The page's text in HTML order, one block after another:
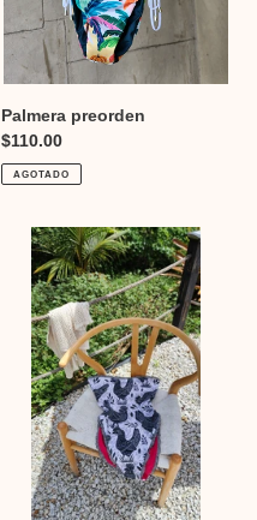
Palmera preorden
Precio
habitual
$110.00
AGOTADO
galla
piece